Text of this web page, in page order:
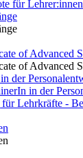
für Lehrer:innen
of Advanced
of Advanced
der
in der
Lehrkräfte -